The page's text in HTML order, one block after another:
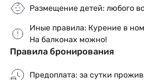
Размещение детей: любого
Иные правила: Курение в
На балконах можно!
Правила бронирования
Предоплата: за сутки